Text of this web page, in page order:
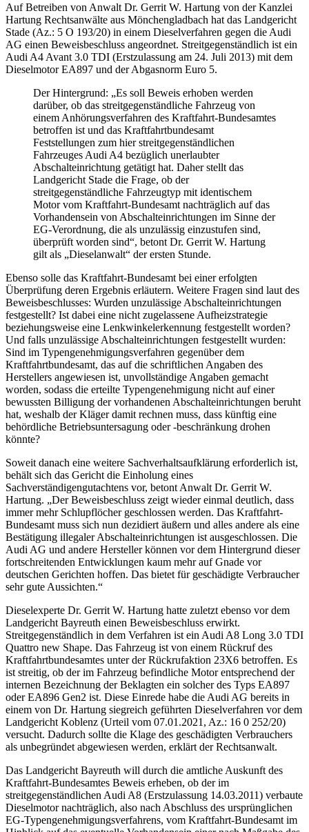
Auf Betreiben von Anwalt Dr. Gerrit W. Hartung von der Kanzlei
Hartung Rechtsanwälte aus Mönchengladbach hat das Landgericht
Stade (Az.: 5 O 193/20) in einem Dieselverfahren gegen die Audi
AG einen Beweisbeschluss angeordnet. Streitgegenständlich ist ein
Audi A4 Avant 3.0 TDI (Erstzulassung am 24. Juli 2013) mit dem
Dieselmotor EA897 und der Abgasnorm Euro 5.
Der Hintergrund: „Es soll Beweis erhoben werden
darüber, ob das streitgegenständliche Fahrzeug von
einem Anhörungsverfahren des Kraftfahrt-Bundesamtes
betroffen ist und das Kraftfahrtbundesamt
Feststellungen zum hier streitgegenständlichen
Fahrzeuges Audi A4 bezüglich unerlaubter
Abschalteinrichtung getätigt hat. Daher stellt das
Landgericht Stade die Frage, ob der
streitgegenständliche Fahrzeugtyp mit identischem
Motor vom Kraftfahrt-Bundesamt nachträglich auf das
Vorhandensein von Abschalteinrichtungen im Sinne der
EG-Verordnung, die als unzulässig einzustufen sind,
überprüft worden sind“, betont Dr. Gerrit W. Hartung
gilt als „Dieselanwalt“ der ersten Stunde.
Ebenso solle das Kraftfahrt-Bundesamt bei einer erfolgten
Überprüfung deren Ergebnis erläutern. Weitere Fragen sind laut des
Beweisbeschlusses: Wurden unzulässige Abschalteinrichtungen
festgestellt? Ist dabei eine nicht zugelassene Aufheizstrategie
beziehungsweise eine Lenkwinkelerkennung festgestellt worden?
Und falls unzulässige Abschalteinrichtungen festgestellt wurden:
Sind im Typengenehmigungsverfahren gegenüber dem
Kraftfahrtbundesamt, das auf die schriftlichen Angaben des
Herstellers angewiesen ist, unvollständige Angaben gemacht
worden, sodass die erteilte Typengenehmigung nicht auf einer
bewussten Billigung der vorhandenen Abschalteinrichtungen beruht
hat, weshalb der Kläger damit rechnen muss, dass künftig eine
behördliche Betriebsuntersagung oder -beschränkung drohen
könnte?
Soweit danach eine weitere Sachverhaltsaufklärung erforderlich ist,
behält sich das Gericht die Einholung eines
Sachverständigengutachtens vor, betont Anwalt Dr. Gerrit W.
Hartung. „Der Beweisbeschluss zeigt wieder einmal deutlich, dass
immer mehr Schlupflöcher geschlossen werden. Das Kraftfahrt-
Bundesamt muss sich nun dezidiert äußern und alles andere als eine
Bestätigung illegaler Abschalteinrichtungen ist ausgeschlossen. Die
Audi AG und andere Hersteller können vor dem Hintergrund dieser
fortschreitenden Entwicklungen kaum mehr auf Gnade vor
deutschen Gerichten hoffen. Das bietet für geschädigte Verbraucher
sehr gute Aussichten.“
Dieselexperte Dr. Gerrit W. Hartung hatte zuletzt ebenso vor dem
Landgericht Bayreuth einen Beweisbeschluss erwirkt.
Streitgegenständlich in dem Verfahren ist ein Audi A8 Long 3.0 TDI
Quattro new Shape. Das Fahrzeug ist von einem Rückruf des
Kraftfahrtbundesamtes unter der Rückrufaktion 23X6 betroffen. Es
ist streitig, ob der im Fahrzeug befindliche Motor entsprechend der
internen Bezeichnung der Beklagten ein solcher des Typs EA897
oder EA896 Gen2 ist. Diese Einrede habe die Audi AG bereits in
einem von Dr. Hartung siegreich geführten Dieselverfahren vor dem
Landgericht Koblenz (Urteil vom 07.01.2021, Az.: 16 0 252/20)
versucht. Dadurch sollte die Klage des geschädigten Verbrauchers
als unbegründet abgewiesen werden, erklärt der Rechtsanwalt.
Das Landgericht Bayreuth will durch die amtliche Auskunft des
Kraftfahrt-Bundesamtes Beweis erheben, ob der im
streitgegenständlichen Audi A8 (Erstzulassung 14.03.2011) verbaute
Dieselmotor nachträglich, also nach Abschluss des ursprünglichen
EG-Typengenehmigungsverfahrens, vom Kraftfahrt-Bundesamt im